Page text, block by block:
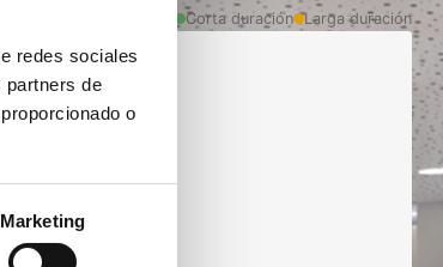
redes sociales
partners de
o
Marketing
Corta duración Larga duración